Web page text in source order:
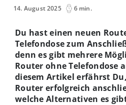
14. August 2025 6 min.
Du hast einen neuen
Telefondose zum
denn es gibt mehrere
Router ohne Telefondose
diesem Artikel erfährst
Router erfolgreich
welche Alternativen es